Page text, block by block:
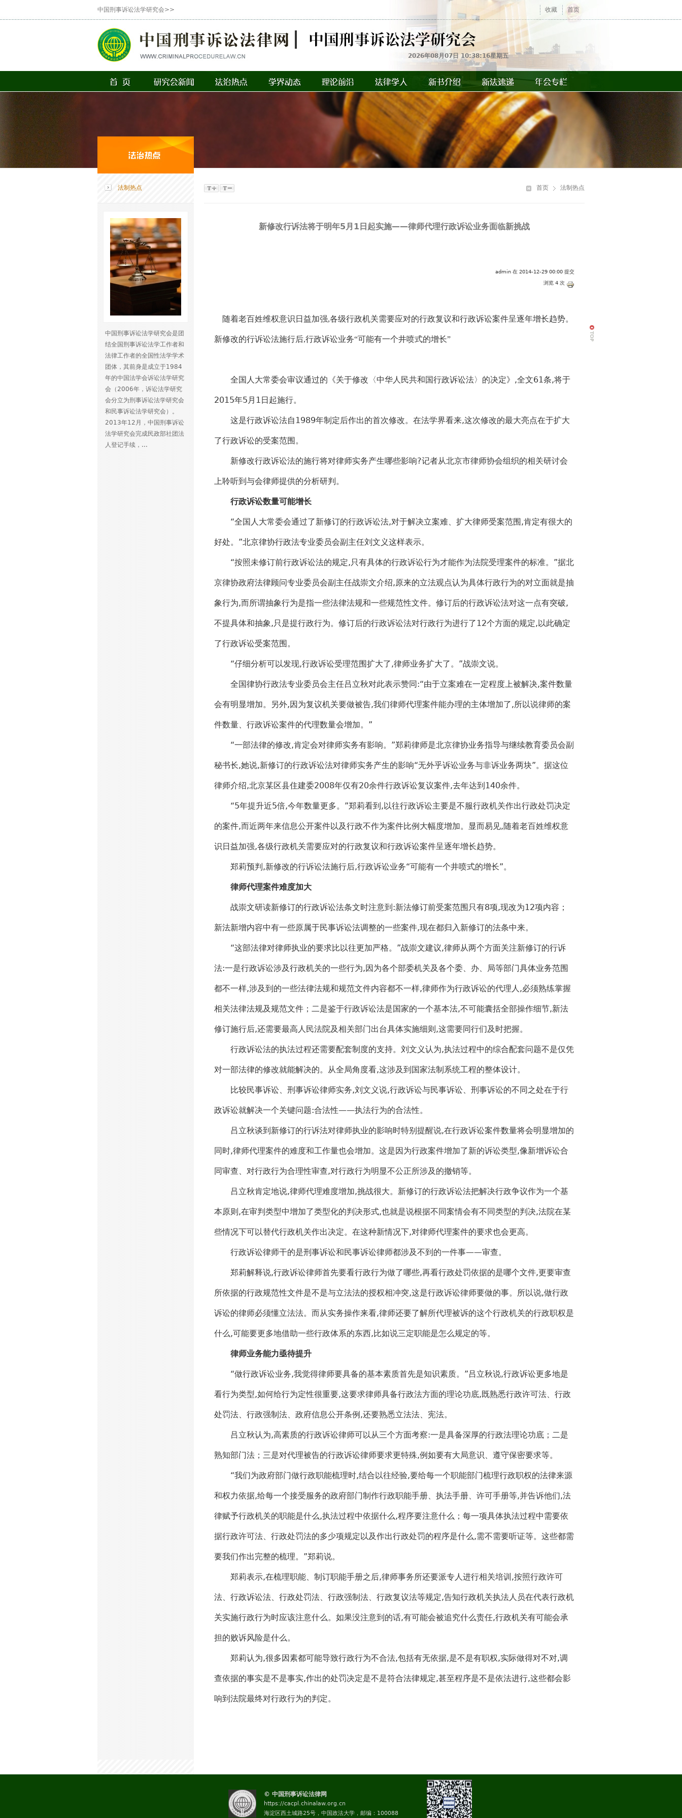
中国刑事诉讼法学研究会>> 收藏 首页
2026年08月07日 10:38:16星期五
法制热点
中国刑事诉讼法学研究会是团
结全国刑事诉讼法学工作者和
法律工作者的全国性法学学术
团体，其前身是成立于1984
年的中国法学会诉讼法学研究
会（2006年，诉讼法学研究
会分立为刑事诉讼法学研究会
和民事诉讼法学研究会）。
2013年12月，中国刑事诉讼
法学研究会完成民政部社团法
人登记手续，...
在
首页 法制热点
新修改行诉法将于明年5月1日起实施——律师代理行政诉讼业务面临新挑战
admin 在 2014-12-29 00:00 提交
浏览 4 次
随着老百姓维权意识日益加强,各级行政机关需要应对的行政复议和行政诉讼案件呈逐年增长趋势。
新修改的行诉讼法施行后,行政诉讼业务“可能有一个井喷式的增长”
全国人大常委会审议通过的《关于修改〈中华人民共和国行政诉讼法〉的决定》,全文61条,将于
2015年5月1日起施行。
这是行政诉讼法自1989年制定后作出的首次修改。在法学界看来,这次修改的最大亮点在于扩大
了行政诉讼的受案范围。
新修改行政诉讼法的施行将对律师实务产生哪些影响?记者从北京市律师协会组织的相关研讨会
上聆听到与会律师提供的分析研判。
行政诉讼数量可能增长
“全国人大常委会通过了新修订的行政诉讼法,对于解决立案难、扩大律师受案范围,肯定有很大的
好处。”北京律协行政法专业委员会副主任刘文义这样表示。
“按照未修订前行政诉讼法的规定,只有具体的行政诉讼行为才能作为法院受理案件的标准。”据北
京律协政府法律顾问专业委员会副主任战崇文介绍,原来的立法观点认为具体行政行为的对立面就是抽
象行为,而所谓抽象行为是指一些法律法规和一些规范性文件。修订后的行政诉讼法对这一点有突破,
不提具体和抽象,只是提行政行为。修订后的行政诉讼法对行政行为进行了12个方面的规定,以此确定
了行政诉讼受案范围。
“仔细分析可以发现,行政诉讼受理范围扩大了,律师业务扩大了。”战崇文说。
全国律协行政法专业委员会主任吕立秋对此表示赞同:“由于立案难在一定程度上被解决,案件数量
会有明显增加。另外,因为复议机关要做被告,我们律师代理案件能办理的主体增加了,所以说律师的案
件数量、行政诉讼案件的代理数量会增加。”
“一部法律的修改,肯定会对律师实务有影响。”郑莉律师是北京律协业务指导与继续教育委员会副
秘书长,她说,新修订的行政诉讼法对律师实务产生的影响“无外乎诉讼业务与非诉业务两块”。据这位
律师介绍,北京某区县住建委2008年仅有20余件行政诉讼复议案件,去年达到140余件。
“5年提升近5倍,今年数量更多。”郑莉看到,以往行政诉讼主要是不服行政机关作出行政处罚决定
的案件,而近两年来信息公开案件以及行政不作为案件比例大幅度增加。显而易见,随着老百姓维权意
识日益加强,各级行政机关需要应对的行政复议和行政诉讼案件呈逐年增长趋势。
郑莉预判,新修改的行诉讼法施行后,行政诉讼业务“可能有一个井喷式的增长”。
律师代理案件难度加大
战崇文研读新修订的行政诉讼法条文时注意到:新法修订前受案范围只有8项,现改为12项内容；
新法新增内容中有一些原属于民事诉讼法调整的一些案件,现在都归入新修订的法条中来。
“这部法律对律师执业的要求比以往更加严格。”战崇文建议,律师从两个方面关注新修订的行诉
法:一是行政诉讼涉及行政机关的一些行为,因为各个部委机关及各个委、办、局等部门具体业务范围
都不一样,涉及到的一些法律法规和规范文件内容都不一样,律师作为行政诉讼的代理人,必须熟练掌握
相关法律法规及规范文件；二是鉴于行政诉讼法是国家的一个基本法,不可能囊括全部操作细节,新法
修订施行后,还需要最高人民法院及相关部门出台具体实施细则,这需要同行们及时把握。
行政诉讼法的执法过程还需要配套制度的支持。刘文义认为,执法过程中的综合配套问题不是仅凭
对一部法律的修改就能解决的。从全局角度看,这涉及到国家法制系统工程的整体设计。
比较民事诉讼、刑事诉讼律师实务,刘文义说,行政诉讼与民事诉讼、刑事诉讼的不同之处在于行
政诉讼就解决一个关键问题:合法性——执法行为的合法性。
吕立秋谈到新修订的行诉法对律师执业的影响时特别提醒说,在行政诉讼案件数量将会明显增加的
同时,律师代理案件的难度和工作量也会增加。这是因为行政案件增加了新的诉讼类型,像新增诉讼合
同审查、对行政行为合理性审查,对行政行为明显不公正所涉及的撤销等。
吕立秋肯定地说,律师代理难度增加,挑战很大。新修订的行政诉讼法把解决行政争议作为一个基
本原则,在审判类型中增加了类型化的判决形式,也就是说根据不同案情会有不同类型的判决,法院在某
些情况下可以替代行政机关作出决定。在这种新情况下,对律师代理案件的要求也会更高。
行政诉讼律师干的是刑事诉讼和民事诉讼律师都涉及不到的一件事——审查。
郑莉解释说,行政诉讼律师首先要看行政行为做了哪些,再看行政处罚依据的是哪个文件,更要审查
所依据的行政规范性文件是不是与立法法的授权相冲突,这是行政诉讼律师要做的事。所以说,做行政
诉讼的律师必须懂立法法。而从实务操作来看,律师还要了解所代理被诉的这个行政机关的行政职权是
什么,可能要更多地借助一些行政体系的东西,比如说三定职能是怎么规定的等。
律师业务能力亟待提升
“做行政诉讼业务,我觉得律师要具备的基本素质首先是知识素质。”吕立秋说,行政诉讼更多地是
看行为类型,如何给行为定性很重要,这要求律师具备行政法方面的理论功底,既熟悉行政许可法、行政
处罚法、行政强制法、政府信息公开条例,还要熟悉立法法、宪法。
吕立秋认为,高素质的行政诉讼律师可以从三个方面考察:一是具备深厚的行政法理论功底；二是
熟知部门法；三是对代理被告的行政诉讼律师要求更特殊,例如要有大局意识、遵守保密要求等。
“我们为政府部门做行政职能梳理时,结合以往经验,要给每一个职能部门梳理行政职权的法律来源
和权力依据,给每一个接受服务的政府部门制作行政职能手册、执法手册、许可手册等,并告诉他们,法
律赋予行政机关的职能是什么,执法过程中依据什么,程序要注意什么；每一项具体执法过程中需要依
据行政许可法、行政处罚法的多少项规定以及作出行政处罚的程序是什么,需不需要听证等。这些都需
要我们作出完整的梳理。”郑莉说。
郑莉表示,在梳理职能、制订职能手册之后,律师事务所还要派专人进行相关培训,按照行政许可
法、行政诉讼法、行政处罚法、行政强制法、行政复议法等规定,告知行政机关执法人员在代表行政机
关实施行政行为时应该注意什么。如果没注意到的话,有可能会被追究什么责任,行政机关有可能会承
担的败诉风险是什么。
郑莉认为,很多因素都可能导致行政行为不合法,包括有无依据,是不是有职权,实际做得对不对,调
查依据的事实是不是事实,作出的处罚决定是不是符合法律规定,甚至程序是不是依法进行,这些都会影
响到法院最终对行政行为的判定。
© 中国刑事诉讼法律网
https://cacpl.chinalaw.org.cn
海淀区西土城路25号，中国政法大学，邮编：100088